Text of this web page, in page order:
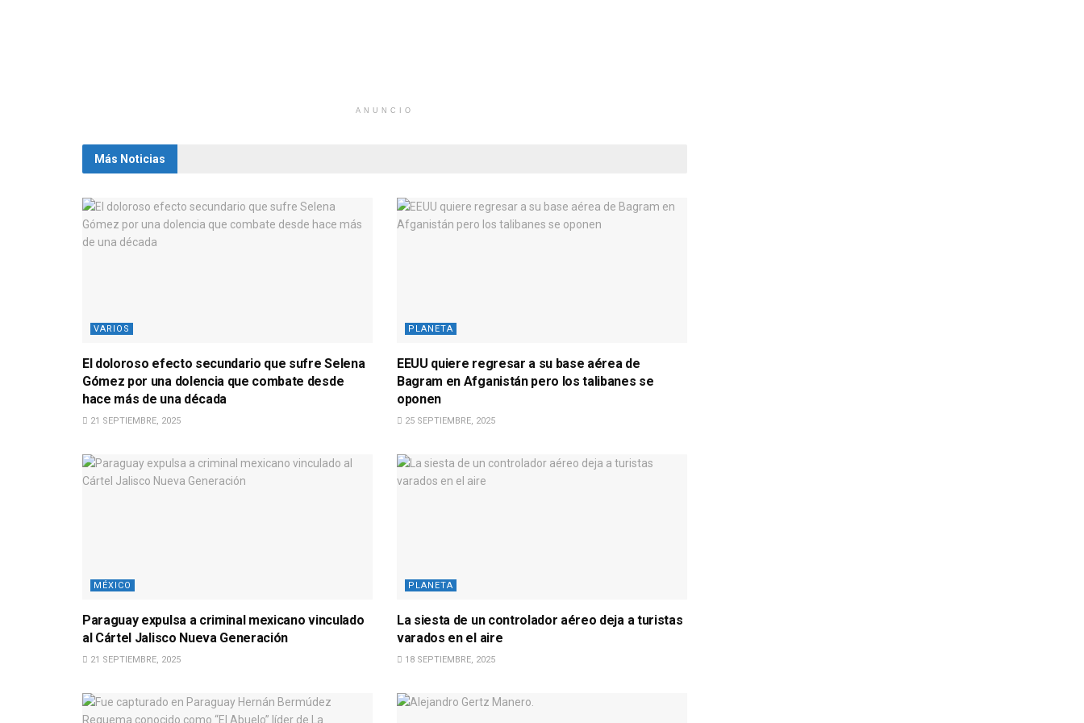
ANUNCIO
Más Noticias
VARIOS
El doloroso efecto secundario que sufre Selena
Gómez por una dolencia que combate desde
hace más de una década
21 SEPTIEMBRE, 2025
PLANETA
EEUU quiere regresar a su base aérea de
Bagram en Afganistán pero los talibanes se
oponen
25 SEPTIEMBRE, 2025
MÉXICO
Paraguay expulsa a criminal mexicano vinculado
al Cártel Jalisco Nueva Generación
21 SEPTIEMBRE, 2025
PLANETA
La siesta de un controlador aéreo deja a turistas
varados en el aire
18 SEPTIEMBRE, 2025